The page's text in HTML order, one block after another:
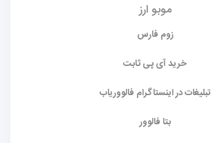
موبو ارز
زوم فارس
خرید آی پی ثابت
تبلیغات در اینستاگرام فالووریاب
بتا فالوور